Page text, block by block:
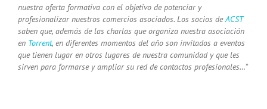
nuestra oferta formativa con el objetivo de potenciar y
profesionalizar nuestros comercios asociados. Los socios deACST
saben que, además de las charlas que organiza nuestra asociación
en Torrent, en diferentes momentos del año son invitados a eventos
que tienen lugar en otros lugares de nuestra comunidad y que les
sirven para formarse y ampliar su red de contactos profesionales…”